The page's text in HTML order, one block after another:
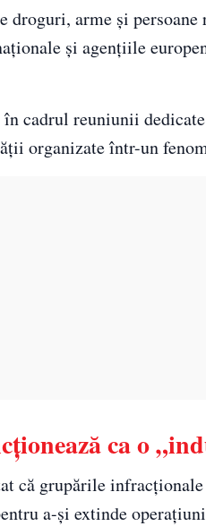
arme și
și agențiile
cadrul reuniunii
organizate într-un
ca o
grupările infracționale
a-și extinde